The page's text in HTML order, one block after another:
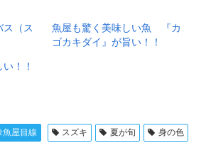
ス（ス
魚屋も驚く美味しい魚 『カ
ゴカキダイ』が旨い！！
！！
魚屋目線 スズキ 夏が旬
身の色